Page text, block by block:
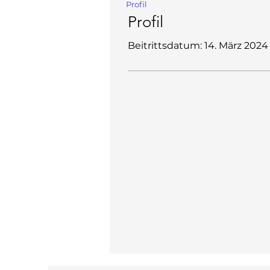
Profil
Beitrittsdatum: 14. März 2024
Profil